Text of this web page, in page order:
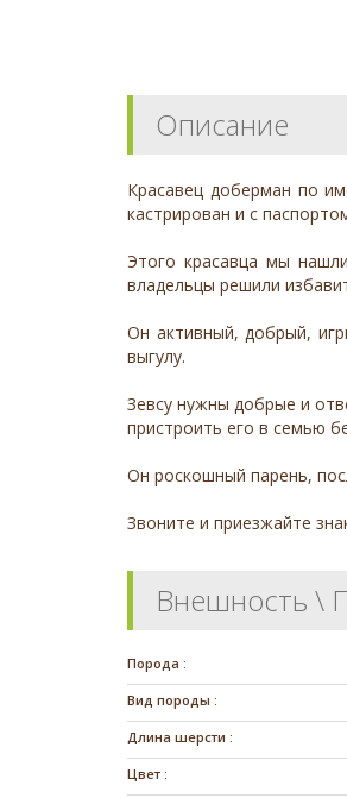
Описание
Красавец доберман по
кастрирован и с
Этого красавца мы
владельцы решили
Он активный, добрый,
выгулу.
Зевсу нужны добрые и
пристроить его в семью
Он роскошный парень,
Звоните и приезжайте
Внешность \
Порода :
Вид породы :
Длина шерсти :
Цвет :